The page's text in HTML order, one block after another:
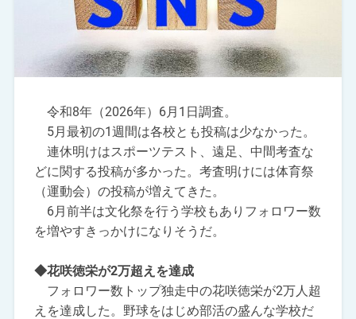
令和8年（2026年）6月1日調査。
5月最初の1週間は各校とも投稿は少なかった。
連休明けはスポーツテスト、遠足、中間考査な
どに関する投稿が多かった。考査明けには体育祭
（運動会）の投稿が増えてきた。
6月前半は文化祭を行う学校もありフォロワー数
を増やすきっかけになりそうだ。
◆花咲徳栄が2万超えを達成
フォロワー数トップ独走中の花咲徳栄が2万人超
えを達成した。野球をはじめ部活の盛んな学校だ